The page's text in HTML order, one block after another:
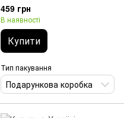
459 грн
В наявності
Купити
Тип пакування
Подарункова коробка